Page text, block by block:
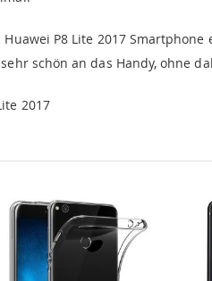
P8 Lite 2017
schön an das Handy, ohne
2017